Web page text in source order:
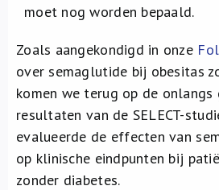
moet nog worden bepaald.
Zoals aangekondigd in onze
over semaglutide bij obesitas
komen we terug op de onlangs
resultaten van de SELECT-
evalueerde de effecten van
op klinische eindpunten bij
zonder diabetes.